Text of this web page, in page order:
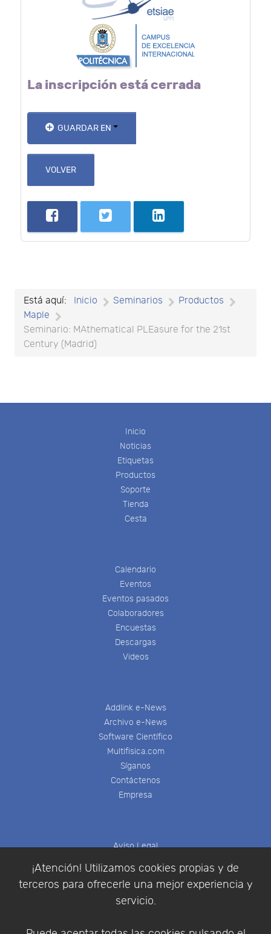
¡Atención! Utilizamos cookies propias y de
terceros para ofrecerle una mejor experiencia y
servicio.
La inscripción está cerrada
GUARDAR EN
VOLVER
Está aquí: Inicio Seminarios
Productos
Maple
Seminario: MAthematical PLEasure for the 21st
Century (Madrid)
Inicio
Noticias
Etiquetas
Productos
Soporte
Tienda
Cesta
Calendario
Eventos
Eventos pasados
Colaboradores
Encuestas
Descargas
Videos
Addlink e-News
Archivo e-News
Software Científico
Multifisica.com
Síganos
Contáctenos
Empresa
Aviso Legal
Política de Privacidad
Condiciones de compra
Identificarse